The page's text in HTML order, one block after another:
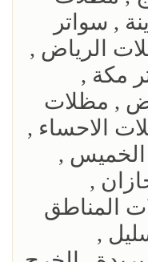
, سواتر
الرياض ,
مكة ,
, مظلات
الاحساء ,
الخميس ,
,
المناطق
,